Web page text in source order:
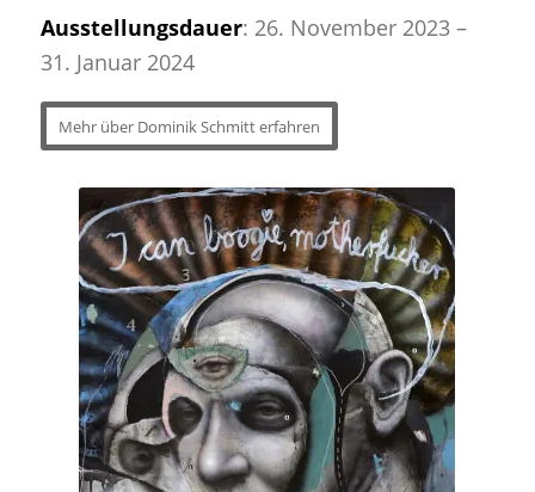
Ausstellungsdauer: 26. November 2023 –
31. Januar 2024
Mehr über Dominik Schmitt erfahren